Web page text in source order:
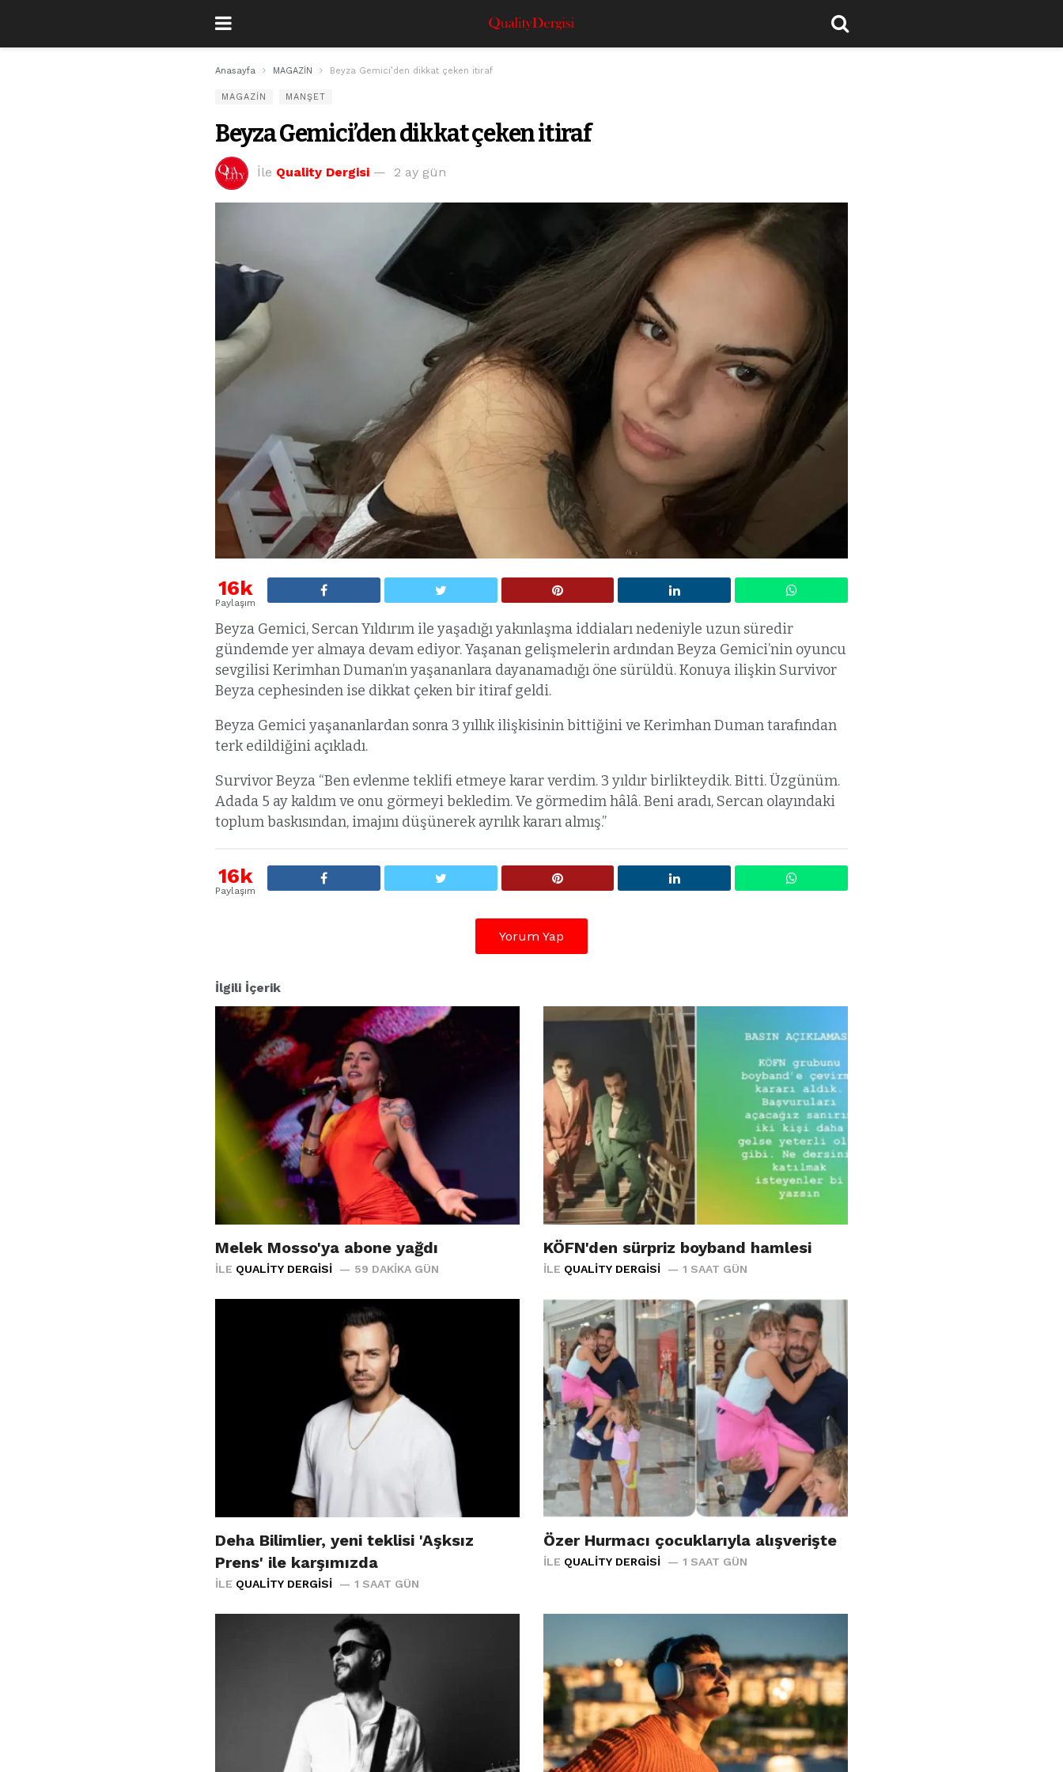
Anasayfa MAGAZİN Beyza Gemici’den dikkat çeken itiraf
MAGAZİN MANŞET
Beyza Gemici’den dikkat çeken itiraf
İle Quality Dergisi 2 ay gün
16k
Paylaşım
Beyza Gemici, Sercan Yıldırım ile yaşadığı yakınlaşma iddiaları nedeniyle uzun süredir
gündemde yer almaya devam ediyor. Yaşanan gelişmelerin ardından Beyza Gemici’nin oyuncu
sevgilisi Kerimhan Duman’ın yaşananlara dayanamadığı öne sürüldü. Konuya ilişkin Survivor
Beyza cephesinden ise dikkat çeken bir itiraf geldi.
Beyza Gemici yaşananlardan sonra 3 yıllık ilişkisinin bittiğini ve Kerimhan Duman tarafından
terk edildiğini açıkladı.
Survivor Beyza “Ben evlenme teklifi etmeye karar verdim. 3 yıldır birlikteydik. Bitti. Üzgünüm.
Adada 5 ay kaldım ve onu görmeyi bekledim. Ve görmedim hâlâ. Beni aradı, Sercan olayındaki
toplum baskısından, imajını düşünerek ayrılık kararı almış.”
16k
Paylaşım
Yorum Yap
İlgili İçerik
Melek Mosso'ya abone yağdı
İLE QUALITY DERGISI 59 DAKIKA GÜN
KÖFN'den sürpriz boyband hamlesi
İLE QUALITY DERGISI 1 SAAT GÜN
Deha Bilimlier, yeni teklisi 'Aşksız
Prens' ile karşımızda
İLE QUALITY DERGISI 1 SAAT GÜN
Özer Hurmacı çocuklarıyla alışverişte
İLE QUALITY DERGISI 1 SAAT GÜN